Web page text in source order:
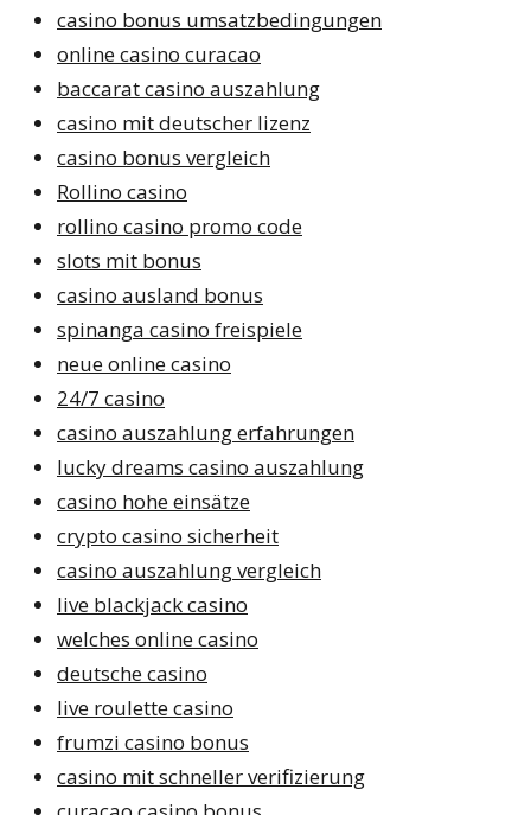
casino bonus umsatzbedingungen
online casino curacao
baccarat casino auszahlung
casino mit deutscher lizenz
casino bonus vergleich
Rollino casino
rollino casino promo code
slots mit bonus
casino ausland bonus
spinanga casino freispiele
neue online casino
24/7 casino
casino auszahlung erfahrungen
lucky dreams casino auszahlung
casino hohe einsätze
crypto casino sicherheit
casino auszahlung vergleich
live blackjack casino
welches online casino
deutsche casino
live roulette casino
frumzi casino bonus
casino mit schneller verifizierung